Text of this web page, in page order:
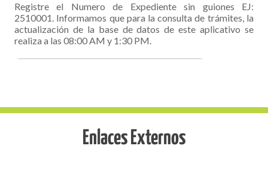
Enlaces Externos